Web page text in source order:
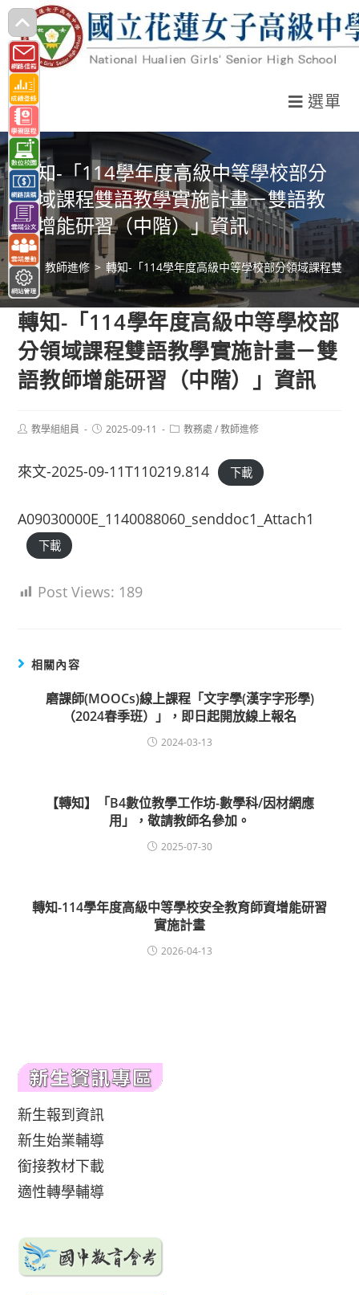
跳
轉
至
主
要
內
容
選單
轉知-「114學年度高級中等學校部分
領域課程雙語教學實施計畫－雙語教
師增能研習（中階）」資訊
> 教師進修 > 轉知-「114學年度高級中等學校部分領域課程雙
轉知-「114學年度高級中等學校部
分領域課程雙語教學實施計畫－雙
語教師增能研習（中階）」資訊
Post教學組組員
Post2025-09-11
Post教務處 / 教師進修
來文-2025-09-11T110219.814 下載
A09030000E_1140088060_senddoc1_Attach1
下載
Post Views: 189
相關內容
磨課師(MOOCs)線上課程「文字學(漢字字形學)
（2024春季班）」，即日起開放線上報名
2024-03-13
【轉知】「B4數位教學工作坊-數學科/因材網應
用」，敬請教師名參加。
2025-07-30
轉知-114學年度高級中等學校安全教育師資增能研習
實施計畫
2026-04-13
新生報到資訊
新生始業輔導
銜接教材下載
適性轉學輔導